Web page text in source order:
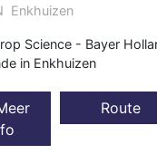
Enkhuizen
Science - Bayer
in Enkhuizen
Route